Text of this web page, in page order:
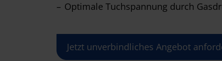
Optimale Tuchspannung durch
Jetzt unverbindliches Angebot